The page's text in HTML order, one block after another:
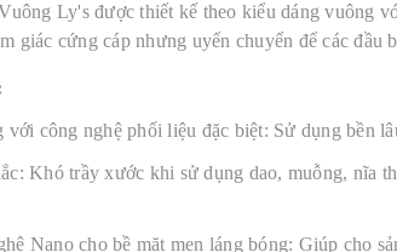
Ly's được thiết kế theo kiểu dáng vuông
giác cứng cáp nhưng uyển chuyển để các đầu
với công nghệ phối liệu đặc biệt: Sử dụng bền
Khó trầy xước khi sử dụng dao, muỗng, nĩa
Nano cho bề mặt men láng bóng: Giúp cho